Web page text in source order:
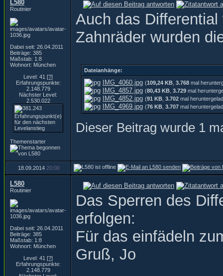
L580
Routinier
Dabei seit: 26.04.2011
Beiträge: 385
Maßstab: 1:8
Wohnort: München
Level: 41 [?]
Erfahrungspunkte:
2.148.779
Nächster Level:
2.530.022
Themenstarter
Auch das
Zahnräder wurden
Dateianhänge:
IMG_4060.jpg (109,24 KB 3.768 mal
IMG_4857.jpg (80,43 KB 3.729 mal
IMG_4852.jpg (91 KB 3.702 mal
IMG_4969.jpg (76 KB 3.707 mal
Dieser Beitrag wurde 1
18.09.2014 20:00
L580
Routinier
Dabei seit: 26.04.2011
Beiträge: 385
Maßstab: 1:8
Wohnort: München
Level: 41 [?]
Erfahrungspunkte:
2.148.779
Das Sperren des
erfolgen:
Für das einfädeln
Gruß, Jo